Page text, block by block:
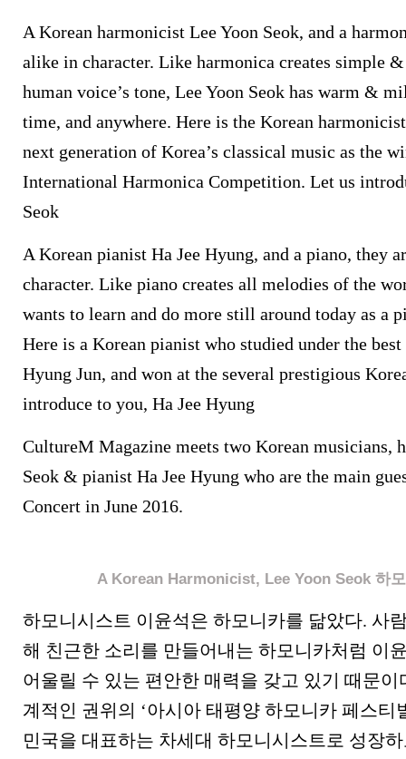
A Korean harmonicist Lee Yoon Seok, and a
alike in character. Like harmonica creates simple
human voice’s tone, Lee Yoon Seok has warm &
time, and anywhere. Here is the Korean
next generation of Korea’s classical music as the
International Harmonica Competition. Let us
Seok
A Korean pianist Ha Jee Hyung, and a piano, they
character. Like piano creates all melodies of the
wants to learn and do more still around today as a
Here is a Korean pianist who studied under the
Hyung Jun, and won at the several prestigious
introduce to you, Ha Jee Hyung
CultureM Magazine meets two Korean musicians,
Seok & pianist Ha Jee Hyung who are the main
Concert in June 2016.
A Korean Harmonicist, Lee Yoon Seok 하
하모니시스트 이윤석은 하모니카를 닮았다. 사
해 친근한 소리를 만들어내는 하모니카처럼 이
어울릴 수 있는 편안한 매력을 갖고 있기 때문이
계적인 권위의 ‘아시아 태평양 하모니카 페스티
민국을 대표하는 차세대 하모니시스트로 성장